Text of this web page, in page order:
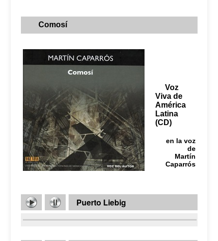
Comosí
Voz
Viva de
América
Latina
(CD)
en la voz
de
Martín
Caparrós
Puerto Liebig